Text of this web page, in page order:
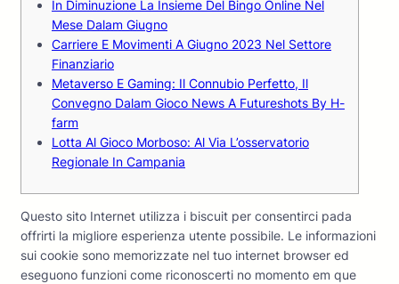
In Diminuzione La Insieme Del Bingo Online Nel
Mese Dalam Giugno
Carriere E Movimenti A Giugno 2023 Nel Settore
Finanziario
Metaverso E Gaming: Il Connubio Perfetto, Il
Convegno Dalam Gioco News A Futureshots By H-
farm
Lotta Al Gioco Morboso: Al Via L’osservatorio
Regionale In Campania
Questo sito Internet utilizza i biscuit per consentirci pada
offrirti la migliore esperienza utente possibile. Le informazioni
sui cookie sono memorizzate nel tuo internet browser ed
eseguono funzioni come riconoscerti no momento em que